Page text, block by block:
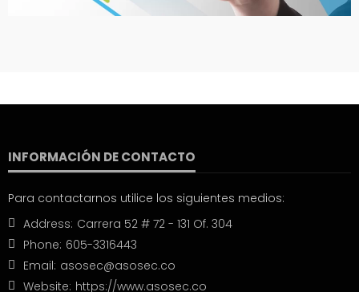
INFORMACIÓN DE CONTACTO
Para contactarnos utilice los siguientes medios:
Address: Carrera 52 # 72 - 131 Of. 304
Phone: 605-3316443
Email: asosec@asosec.co
Website: https://www.asosec.co